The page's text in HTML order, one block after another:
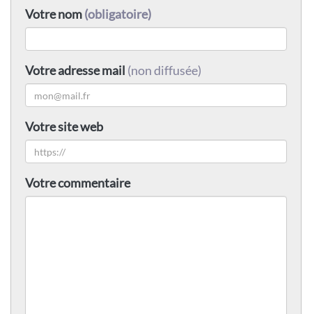
Votre nom(obligatoire)
Votre adresse mail (non diffusée)
Votre site web
Votre commentaire